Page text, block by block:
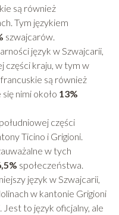
są również
Tym językiem
szwajcarów.
język w Szwajcarii,
części kraju, w tym w
są również
nimi około 13%
części
Ticino i Grigioni.
w tych
społeczeństwa.
język w Szwajcarii,
w kantonie Grigioni
Jest to język oficjalny, ale